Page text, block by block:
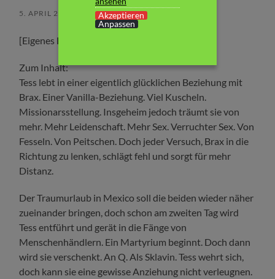
5. APRIL 2026 KEINE KOMMENTARE
[Eigenes Exemplar / selbst erworben]
Zum Inhalt:
Tess lebt in einer eigentlich glücklichen Beziehung mit
Brax. Einer Vanilla-Beziehung. Viel Kuscheln.
Missionarsstellung. Insgeheim jedoch träumt sie von
mehr. Mehr Leidenschaft. Mehr Sex. Verruchter Sex. Von
Fesseln. Von Peitschen. Doch jeder Versuch, Brax in die
Richtung zu lenken, schlägt fehl und sorgt für mehr
Distanz.
Der Traumurlaub in Mexico soll die beiden wieder näher
zueinander bringen, doch schon am zweiten Tag wird
Tess entführt und gerät in die Fänge von
Menschenhändlern. Ein Martyrium beginnt. Doch dann
wird sie verschenkt. An Q. Als Sklavin. Tess wehrt sich,
doch kann sie eine gewisse Anziehung nicht verleugnen.
Akzeptieren
Anpassen